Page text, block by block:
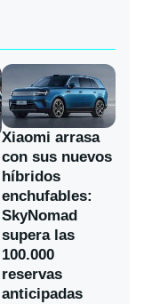
Xiaomi arrasa
con sus nuevos
híbridos
enchufables:
SkyNomad
supera las
100.000
reservas
anticipadas